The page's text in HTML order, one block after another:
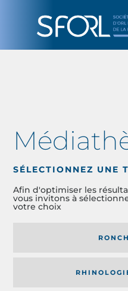
SÉLECTIONNEZ UNE
Afin d'optimiser les
vous invitons à
votre choix